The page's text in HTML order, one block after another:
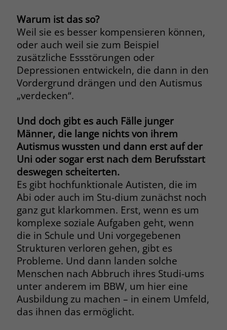
Warum ist das so?
Weil sie es besser kompensieren können,
oder auch weil sie zum Beispiel
zusätzliche Essstörungen oder
Depressionen entwickeln, die dann in den
Vordergrund drängen und den Autismus
„verdecken“.
Und doch gibt es auch Fälle junger
Männer, die lange nichts von ihrem
Autismus wussten und dann erst auf der
Uni oder sogar erst nach dem Berufsstart
deswegen scheiterten.
Es gibt hochfunktionale Autisten, die im
Abi oder auch im Stu-dium zunächst noch
ganz gut klarkommen. Erst, wenn es um
komplexe soziale Aufgaben geht, wenn
die in Schule und Uni vorgegebenen
Strukturen verloren gehen, gibt es
Probleme. Und dann landen solche
Menschen nach Abbruch ihres Studi-ums
unter anderem im BBW, um hier eine
Ausbildung zu machen – in einem Umfeld,
das ihnen das ermöglicht.